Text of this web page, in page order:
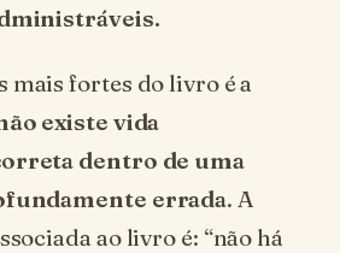
mais fortes do livro é a
existe vida
dentro de uma
errada. A
ao livro é: “não há